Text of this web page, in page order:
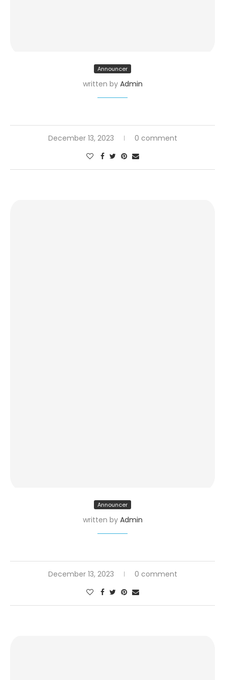
Announcer
written by Admin
December 13, 2023 0 comment
Announcer
written by Admin
December 13, 2023 0 comment